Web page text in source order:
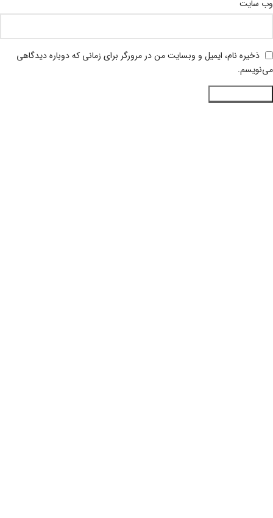
وب‌ سایت
ذخیره نام، ایمیل و وبسایت من در مرورگر برای زمانی که دوباره دیدگاهی
می‌نویسم.